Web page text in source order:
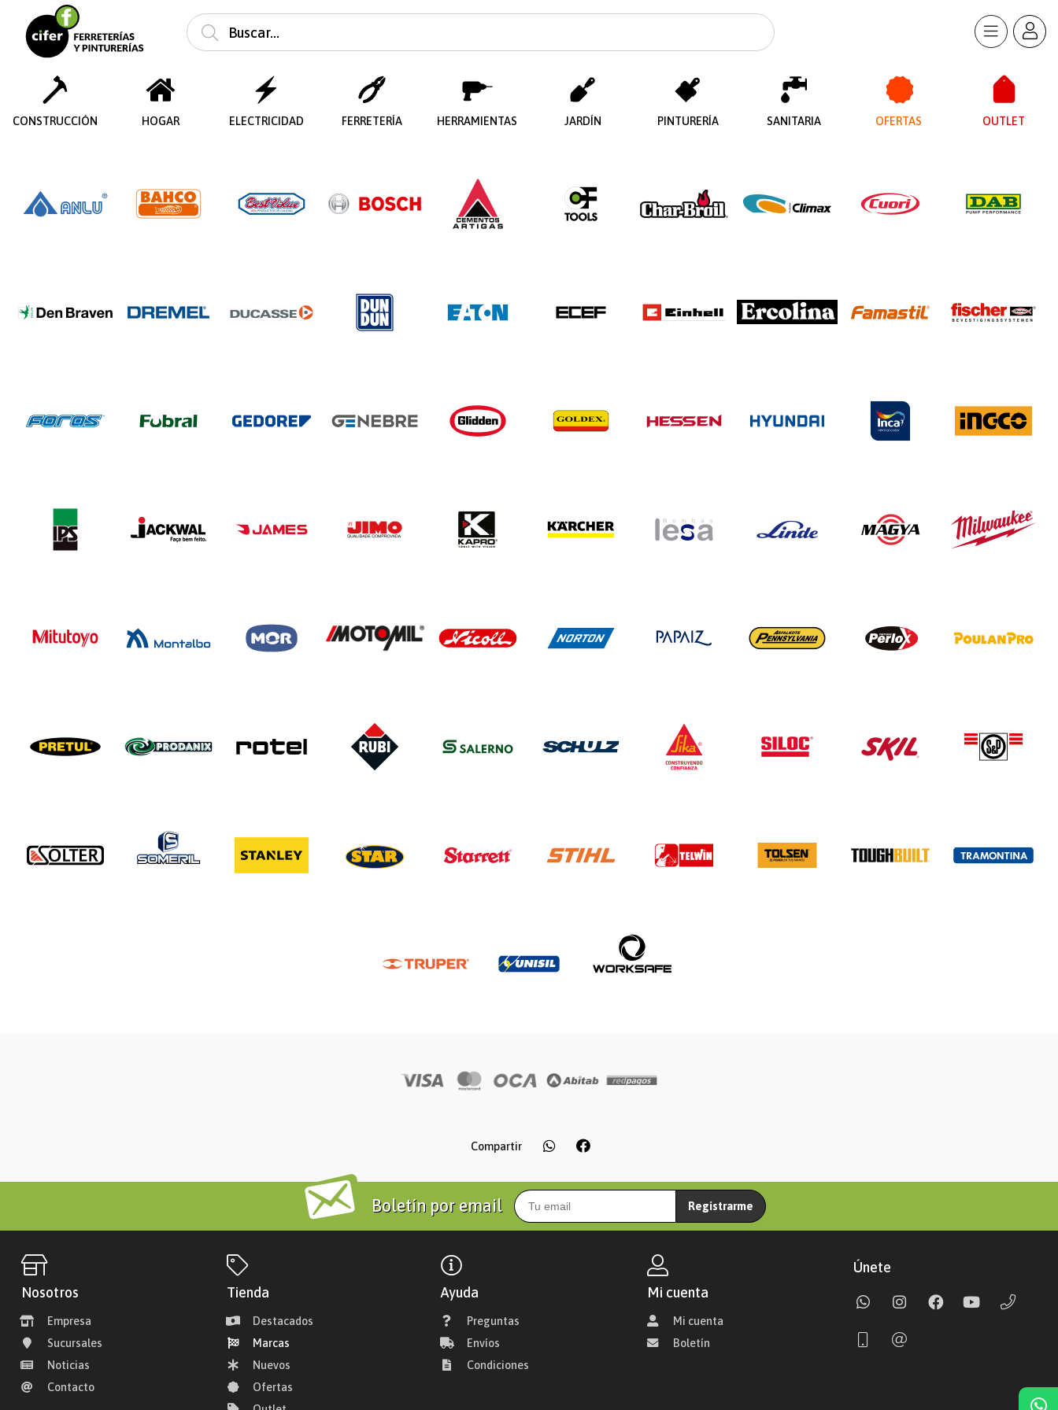
CONSTRUCCIÓN HOGAR ELECTRICIDAD FERRETERÍA HERRAMIENTAS JARDÍN PINTURERÍA SANITARIA OFERTAS OUTLET
Compartir
Boletín por email Registrarme
Nosotros
Empresa
Sucursales
Noticias
Contacto
Tienda
Destacados
Marcas
Nuevos
Ofertas
Ayuda
Preguntas
Envíos
Condiciones
Mi cuenta
Mi cuenta
Boletín
Únete